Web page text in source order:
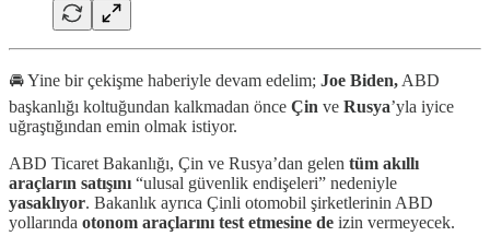
🚘 Yine bir çekişme haberiyle devam edelim; Joe Biden, ABD
başkanlığı koltuğundan kalkmadan önce Çin ve Rusya’yla iyice
uğraştığından emin olmak istiyor.
ABD Ticaret Bakanlığı, Çin ve Rusya’dan gelen tüm akıllı
araçların satışını “ulusal güvenlik endişeleri” nedeniyle
yasaklıyor. Bakanlık ayrıca Çinli otomobil şirketlerinin ABD
yollarında otonom araçlarını test etmesine de izin vermeyecek.